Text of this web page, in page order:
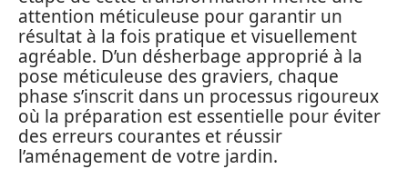
attention méticuleuse pour garantir un
résultat à la fois pratique et visuellement
agréable. D’un désherbage approprié à la
pose méticuleuse des graviers, chaque
phase s’inscrit dans un processus rigoureux
où la préparation est essentielle pour éviter
des erreurs courantes et réussir
l’aménagement de votre jardin.